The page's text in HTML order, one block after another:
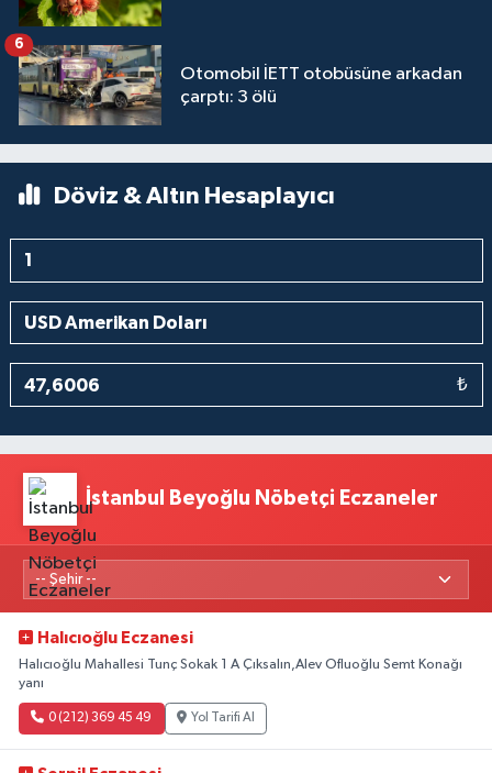
Otomobil İETT otobüsüne arkadan
çarptı: 3 ölü
6
Döviz & Altın Hesaplayıcı
₺
İstanbul Beyoğlu Nöbetçi Eczaneler
Halıcıoğlu Eczanesi
Halıcıoğlu Mahallesi Tunç Sokak 1 A Çıksalın,Alev Ofluoğlu Semt Konağı
yanı
0 (212) 369 45 49 Yol Tarifi Al